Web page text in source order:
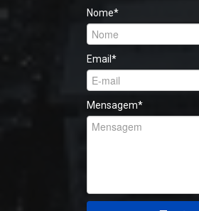
Nome*
Email *
Mensagem*